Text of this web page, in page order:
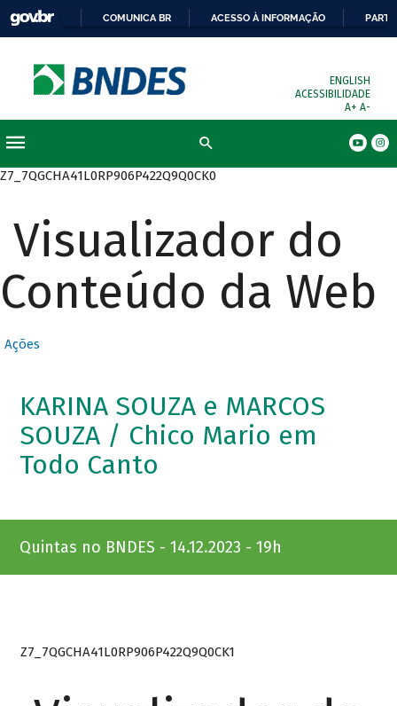
COMUNICA BR ACESSO À INFORMAÇÃO
ENGLISH
ACESSIBILIDADE
A+ A-
Z7_7QGCHA41L0RP906P422Q9Q0CK0
Visualizador do
Conteúdo da Web
Ações
KARINA SOUZA e MARCOS
SOUZA / Chico Mario em
Todo Canto
Quintas no BNDES - 14.12.2023 - 19h
Z7_7QGCHA41L0RP906P422Q9Q0CK1